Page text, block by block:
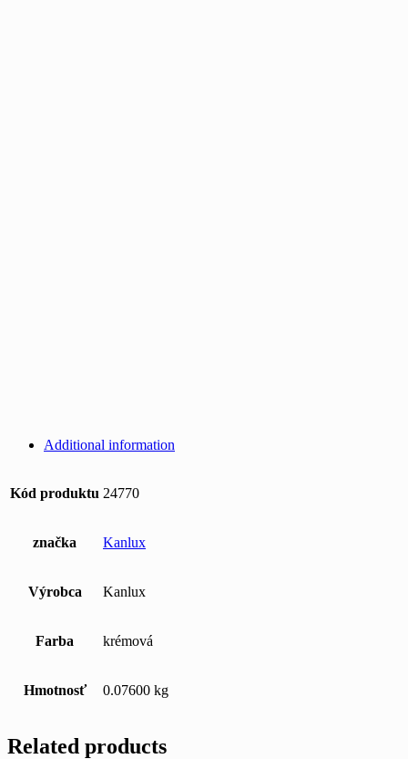
Additional information
Kód produktu 24770
značka Kanlux
Výrobca Kanlux
Farba krémová
Hmotnosť 0.07600 kg
Related products